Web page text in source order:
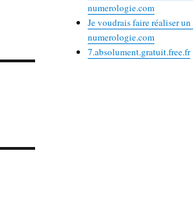
numerologie.com
Je voudrais faire réaliser
numerologie.com
7.absolument.gratuit.free.fr